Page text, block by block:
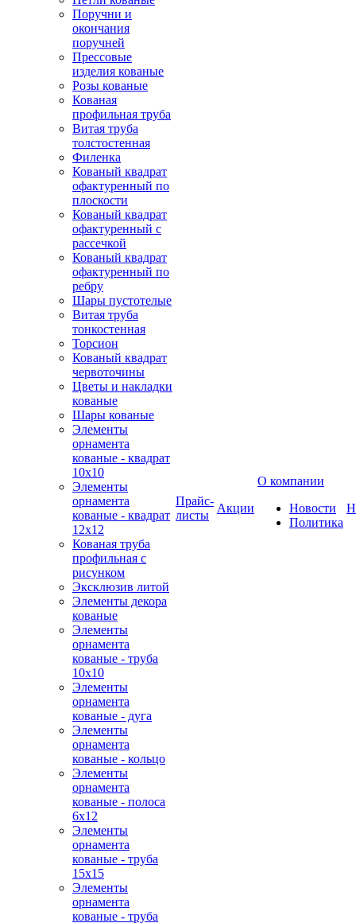
Поручни и
окончания
поручней
Прессовые
изделия кованые
Розы кованые
Кованая
профильная труба
Витая труба
толстостенная
Филенка
Кованый квадрат
офактуренный по
плоскости
Кованый квадрат
офактуренный с
рассечкой
Кованый квадрат
офактуренный по
ребру
Шары пустотелые
Витая труба
тонкостенная
Торсион
Кованый квадрат
червоточины
Цветы и накладки
кованые
Шары кованые
Элементы
орнамента
кованые - квадрат
10х10
Элементы
орнамента
кованые - квадрат
12х12
Кованая труба
профильная с
рисунком
Эксклюзив литой
Элементы декора
кованые
Элементы
орнамента
кованые - труба
10х10
Элементы
орнамента
кованые - дуга
Элементы
орнамента
кованые - кольцо
Элементы
орнамента
кованые - полоса
6х12
Элементы
орнамента
кованые - труба
15х15
Элементы
орнамента
кованые - труба
Прайс-
листы
Акции
О компании
Новости
Политика